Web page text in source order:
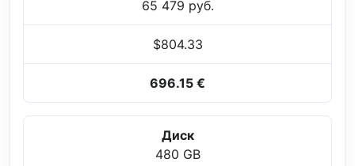
65 479 руб.
$804.33
696.15 €
Диск
480 GB